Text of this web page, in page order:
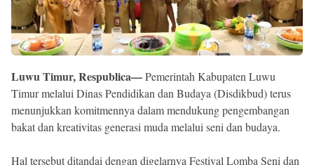
Luwu Timur, Respublica—Pemerintah Kabupaten Luwu
Timur melalui Dinas Pendidikan dan Budaya (Disdikbud) terus
menunjukkan komitmennya dalam mendukung pengembangan
bakat dan kreativitas generasi muda melalui seni dan budaya.
Hal tersebut ditandai dengan digelarnya Festival Lomba Seni dan